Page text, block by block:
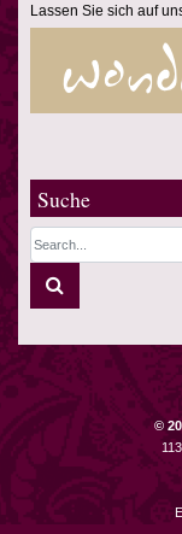
Lassen Sie sich auf
Suche
©